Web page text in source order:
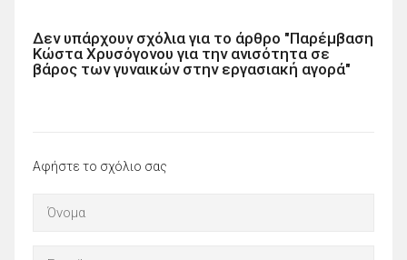
Δεν υπάρχουν σχόλια για το άρθρο "Παρέμβαση
Κώστα Χρυσόγονου για την ανισότητα σε
βάρος των γυναικών στην εργασιακή αγορά"
Αφήστε το σχόλιο σας